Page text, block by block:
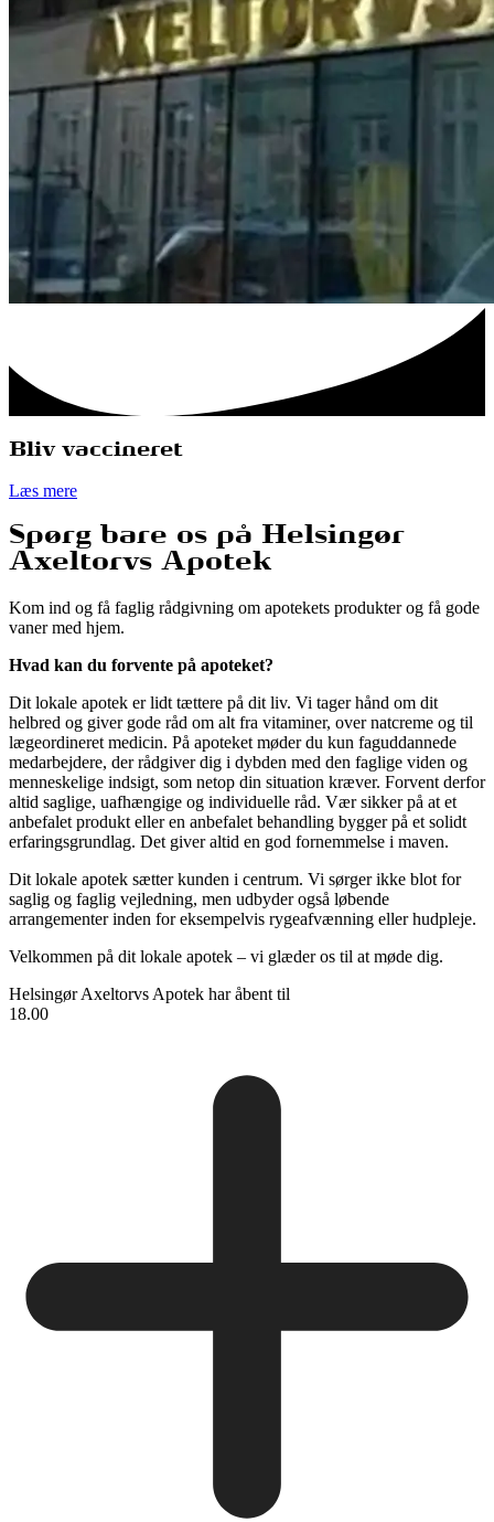
Bliv vaccineret
Læs mere
Spørg bare os på Helsingør
Axeltorvs Apotek
Kom ind og få faglig rådgivning om apotekets produkter og få gode
vaner med hjem.
Hvad kan du forvente på apoteket?
Dit lokale apotek er lidt tættere på dit liv. Vi tager hånd om dit
helbred og giver gode råd om alt fra vitaminer, over natcreme og til
lægeordineret medicin. På apoteket møder du kun faguddannede
medarbejdere, der rådgiver dig i dybden med den faglige viden og
menneskelige indsigt, som netop din situation kræver. Forvent derfor
altid saglige, uafhængige og individuelle råd. Vær sikker på at et
anbefalet produkt eller en anbefalet behandling bygger på et solidt
erfaringsgrundlag. Det giver altid en god fornemmelse i maven.
Dit lokale apotek sætter kunden i centrum. Vi sørger ikke blot for
saglig og faglig vejledning, men udbyder også løbende
arrangementer inden for eksempelvis rygeafvænning eller hudpleje.
Velkommen på dit lokale apotek – vi glæder os til at møde dig.
Helsingør Axeltorvs Apotek har åbent til
18.00